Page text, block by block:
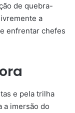
de quebra-
a
enfrentar chefes
e pela trilha
a imersão do